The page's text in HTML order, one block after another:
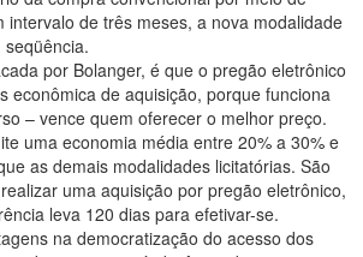
intervalo de três meses, a nova modalidade
por Bolanger, é que o pregão eletrônico
econômica de aquisição, porque funciona
– vence quem oferecer o melhor preço.
uma economia média entre 20% a 30% e
as demais modalidades licitatórias. São
uma aquisição por pregão eletrônico,
leva 120 dias para efetivar-se.
na democratização do acesso dos